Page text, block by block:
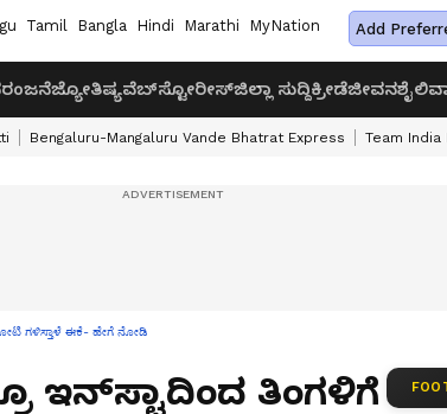
Tamil Bangla Hindi Marathi MyNation Add
ಜ್ಯೋತಿಷ್ಯವೆಬ್‌ಸ್ಟೋರೀಸ್ಜಿಲ್ಲಾ ಸುದ್ದಿಕ್ರೀಡೆಜೀವನಶೈಲಿ
Bengaluru-Mangaluru Vande Bhatrat Express Team
ಗಳಿಸ್ತಾಳೆ ಈಕೆ- ಹೇಗೆ ನೋಡಿ
ಇನ್​ಸ್ಟಾದಿಂದ ತಿಂಗಳಿಗೆ